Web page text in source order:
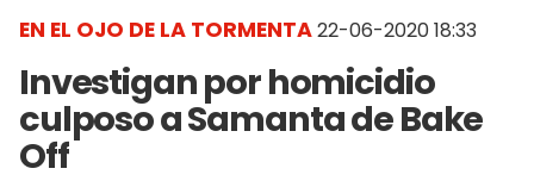
EN EL OJO DE LA TORMENTA22-06-2020 18:33
Investigan por homicidio
culposo a Samanta de Bake
Off